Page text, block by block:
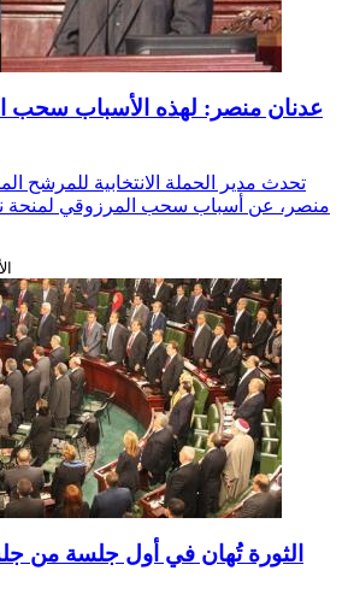
عدنان منصر: لهذه الأسباب سحب
تحدث مدير الحملة الانتخابية للمرشح
منصر، عن أسباب سحب المرزوقي لمنحة
الثورة تُهان في أول جلسة من